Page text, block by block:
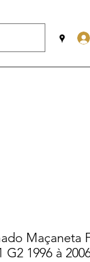
Maçaneta
G2 1996 à